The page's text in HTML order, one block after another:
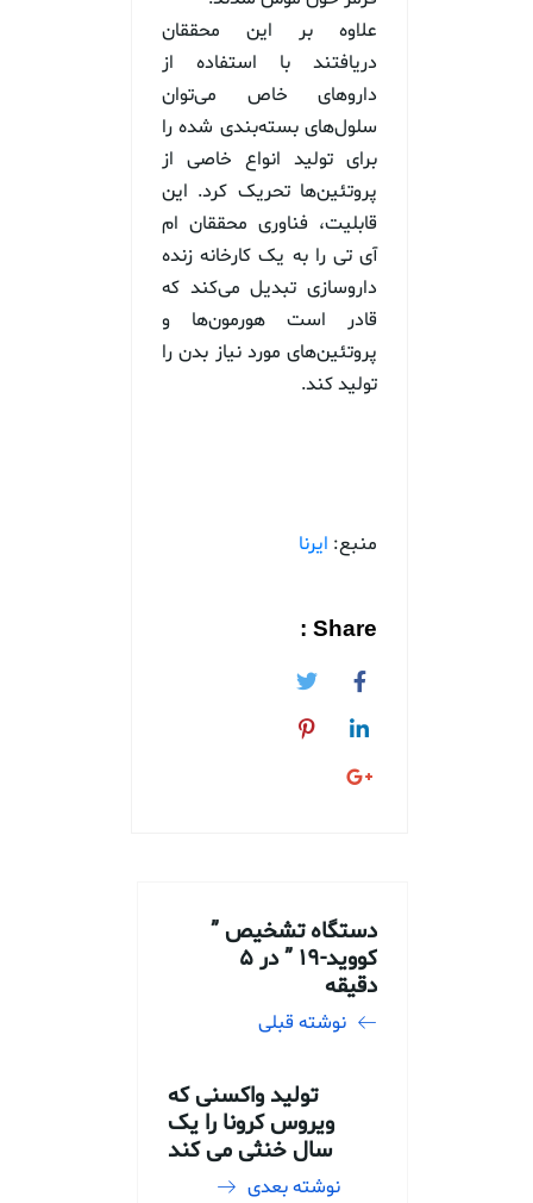
علاوه بر این محققان
دریافتند با استفاده از
داروهای خاص می‌توان
سلول‌های بسته‌بندی شده را
برای تولید انواع خاصی از
پروتئین‌ها تحریک کرد. این
قابلیت، فناوری محققان ام
آی تی را به یک کارخانه زنده
داروسازی تبدیل می‌کند که
قادر است هورمون‌ها و
پروتئین‌های مورد نیاز بدن را
تولید کند.
منبع: ایرنا
Share :
دستگاه تشخیص ”
کووید-۱۹ ” در ۵
دقیقه
نوشته قبلی
تولید واکسنی که
ویروس کرونا را یک
سال خنثی می کند
نوشته بعدی